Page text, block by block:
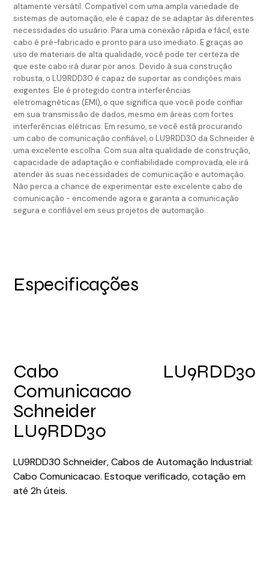
altamente versátil. Compatível com uma ampla variedade de
sistemas de automação, ele é capaz de se adaptar às diferentes
necessidades do usuário. Para uma conexão rápida e fácil, este
cabo é pré-fabricado e pronto para uso imediato. E graças ao
uso de materiais de alta qualidade, você pode ter certeza de
que este cabo irá durar por anos. Devido à sua construção
robusta, o LU9RDD30 é capaz de suportar as condições mais
exigentes. Ele é protegido contra interferências
eletromagnéticas (EMI), o que significa que você pode confiar
em sua transmissão de dados, mesmo em áreas com fortes
interferências elétricas. Em resumo, se você está procurando
um cabo de comunicação confiável, o LU9RDD30 da Schneider é
uma excelente escolha. Com sua alta qualidade de construção,
capacidade de adaptação e confiabilidade comprovada, ele irá
atender às suas necessidades de comunicação e automação.
Não perca a chance de experimentar este excelente cabo de
comunicação - encomende agora e garanta a comunicação
segura e confiável em seus projetos de automação..
Especificações
Cabo
Comunicacao
Schneider
LU9RDD30
LU9RDD30
LU9RDD30 Schneider, Cabos de Automação Industrial:
Cabo Comunicacao. Estoque verificado, cotação em
até 2h úteis.